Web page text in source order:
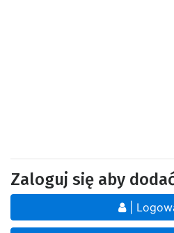
Zaloguj się aby
|